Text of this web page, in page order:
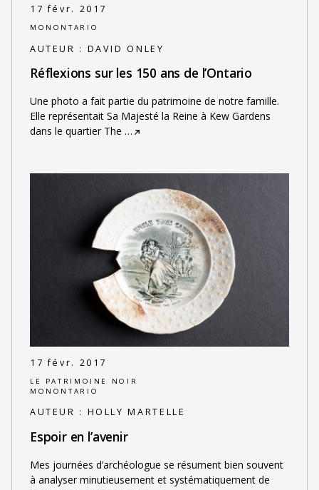
17 févr. 2017
MONONTARIO
AUTEUR : DAVID ONLEY
Réflexions sur les 150 ans de l’Ontario
Une photo a fait partie du patrimoine de notre famille.
Elle représentait Sa Majesté la Reine à Kew Gardens
dans le quartier The …
17 févr. 2017
LE PATRIMOINE NOIR
MONONTARIO
AUTEUR : HOLLY MARTELLE
Espoir en l’avenir
Mes journées d’archéologue se résument bien souvent
à analyser minutieusement et systématiquement de